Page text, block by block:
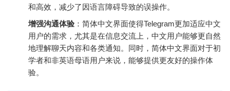
和高效，减少了因语言障碍导致的误操作。
增强沟通体验：简体中文界面使得Telegram更加适应中文
用户的需求，尤其是在信息交流上，中文用户能够更自然
地理解聊天内容和各类通知。同时，简体中文界面对于初
学者和非英语母语用户来说，能够提供更友好的操作体
验。